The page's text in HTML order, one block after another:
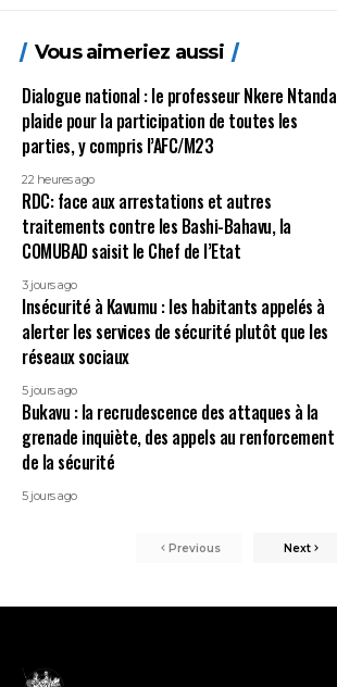
Vous aimeriez aussi
Dialogue national : le professeur Nkere Ntanda
plaide pour la participation de toutes les
parties, y compris l’AFC/M23
22 heures ago
RDC: face aux arrestations et autres
traitements contre les Bashi-Bahavu, la
COMUBAD saisit le Chef de l’Etat
3 jours ago
Insécurité à Kavumu : les habitants appelés à
alerter les services de sécurité plutôt que les
réseaux sociaux
5 jours ago
Bukavu : la recrudescence des attaques à la
grenade inquiète, des appels au renforcement
de la sécurité
5 jours ago
Previous Next